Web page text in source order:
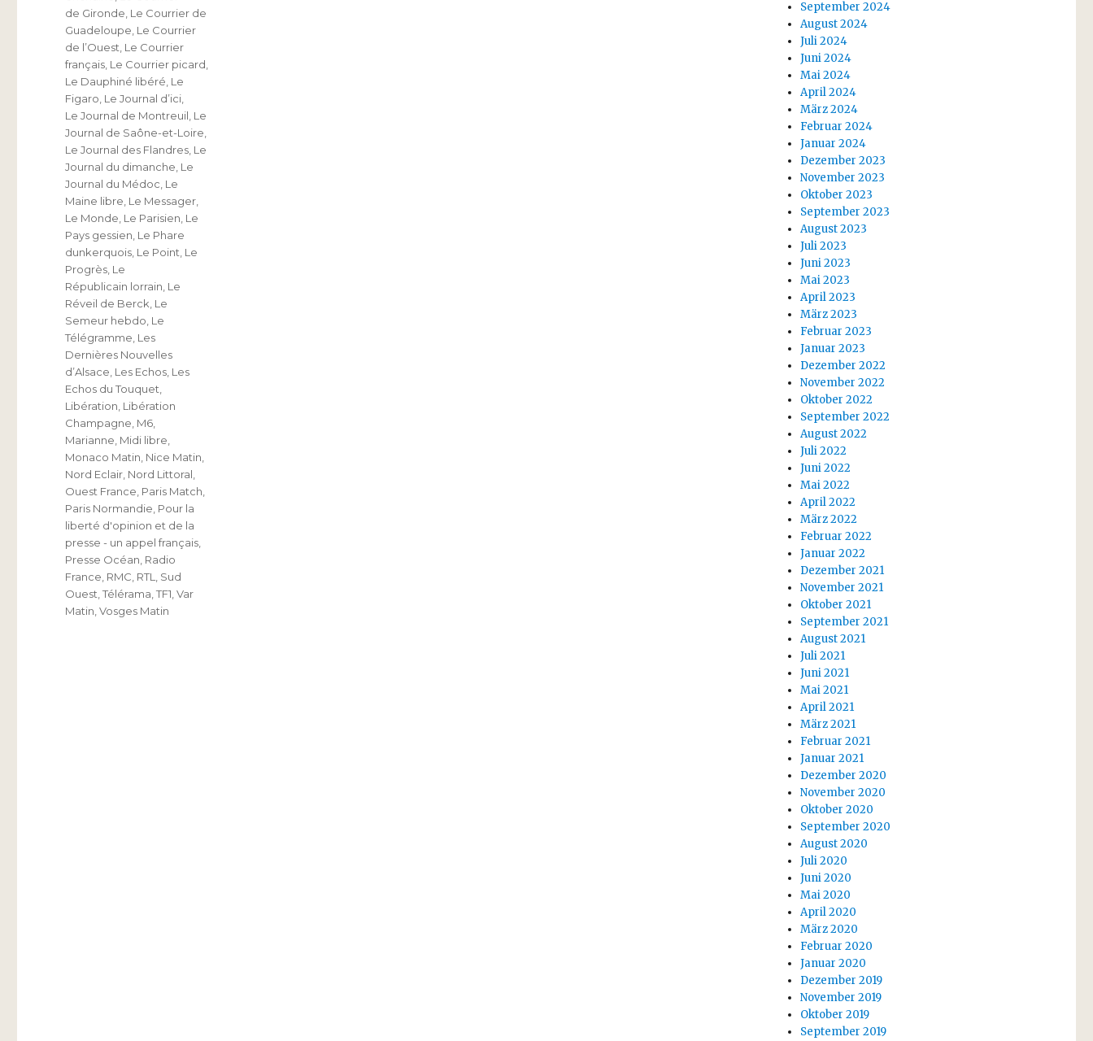
de Gironde Le Courrier de
Guadeloupe Le Courrier
de l’Ouest Le Courrier
français Le Courrier picard
Le Dauphiné libéré Le
Figaro Le Journal d’ici
Le Journal de Montreuil Le
Journal de Saône-et-Loire
Le Journal des Flandres Le
Journal du dimanche Le
Journal du Médoc Le
Maine libre Le Messager
Le Monde Le Parisien Le
Pays gessien Le Phare
dunkerquois Le Point Le
Progrès Le
Républicain lorrain Le
Réveil de Berck Le
Semeur hebdo Le
Télégramme Les
Dernières Nouvelles
d’Alsace Les Echos Les
Echos du Touquet
Libération Libération
Champagne M6
Marianne Midi libre
Monaco Matin Nice Matin
Nord Eclair Nord Littoral
Ouest France Paris Match
Paris Normandie Pour la
liberté d'opinion et de la
presse - un appel français
Presse Océan Radio
France RMC RTL
Sud
Ouest ,Télérama ,TF1 ,Var
Matin ,Vosges Matin
September 2024
August 2024
Juli 2024
Juni 2024
Mai 2024
April 2024
März 2024
Februar 2024
Januar 2024
Dezember 2023
November 2023
Oktober 2023
September 2023
August 2023
Juli 2023
Juni 2023
Mai 2023
April 2023
März 2023
Februar 2023
Januar 2023
Dezember 2022
November 2022
Oktober 2022
September 2022
August 2022
Juli 2022
Juni 2022
Mai 2022
April 2022
März 2022
Februar 2022
Januar 2022
Dezember 2021
November 2021
Oktober 2021
September 2021
August 2021
Juli 2021
Juni 2021
Mai 2021
April 2021
März 2021
Februar 2021
Januar 2021
Dezember 2020
November 2020
Oktober 2020
September 2020
August 2020
Juli 2020
Juni 2020
Mai 2020
April 2020
März 2020
Februar 2020
Januar 2020
Dezember 2019
November 2019
Oktober 2019
September 2019